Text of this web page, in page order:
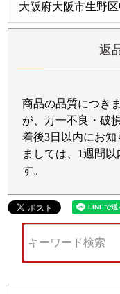
大阪府大阪市生野
返
商品の品質につき
が、万一不良・破
着後3日以内にお
ましては、1週間
す。